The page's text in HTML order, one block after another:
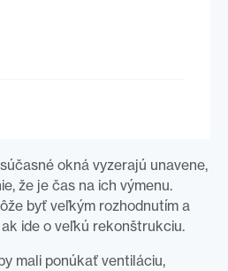
okná vyzerajú unavene,
že je čas na ich výmenu.
byť veľkým rozhodnutím a
ide o veľkú rekonštrukciu.
mali ponúkať ventiláciu,